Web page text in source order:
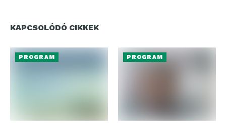
KAPCSOLÓDÓ CIKKEK
PROGRAM PROGRAM